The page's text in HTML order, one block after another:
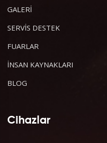
GALERİ
SERVİS DESTEK
FUARLAR
İNSAN KAYNAKLARI
BLOG
Cihazlar